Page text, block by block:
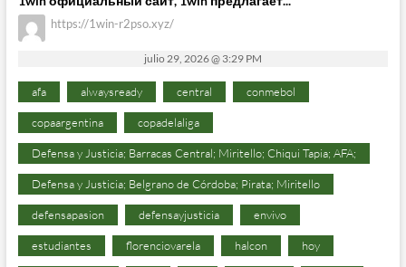
https://1win-r2pso.xyz/
julio 29, 2026 @ 3:29 PM
afa alwaysready central conmebol
copaargentina copadelaliga
Defensa y Justicia; Barracas Central; Miritello; Chiqui Tapia; AFA;
Defensa y Justicia; Belgrano de Córdoba; Pirata; Miritello
defensapasion defensayjusticia envivo
estudiantes florenciovarela halcon hoy